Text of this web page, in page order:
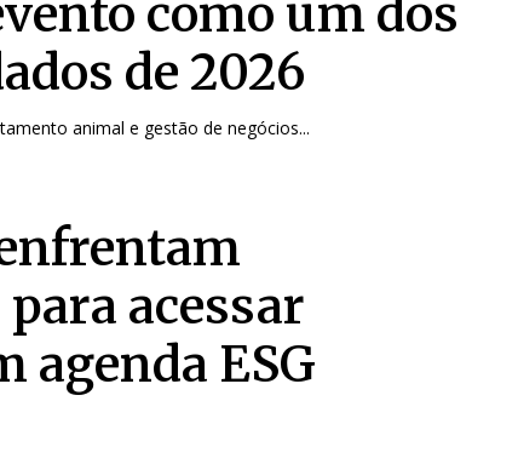
como um dos
de 2026
animal e gestão de negócios...
acessar
agenda ESG